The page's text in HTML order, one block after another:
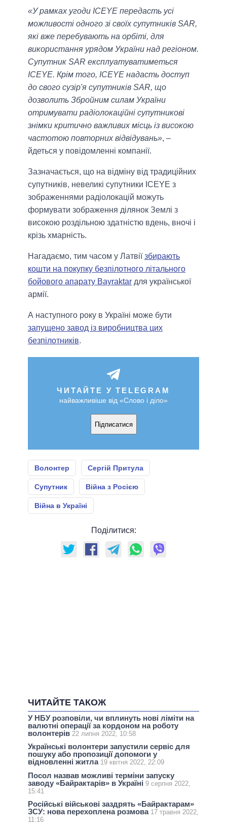
«У рамках угоди ICEYE передасть усі
можливості одного зі своїх супутників SAR,
які вже перебувають на орбіті, для
використання урядом України над регіоном.
Супутник SAR експлуатуватиметься
ICEYE. Крім того, ICEYE надасть доступ
до свого сузір'я супутників SAR, що
дозволить Збройним силам України
отримувати радіолокаційні супутникові
знімки критично важливих місць із високою
частотою повторних відвідувань», –
йдеться у повідомленні компанії.
Зазначається, що на відміну від традиційних
супутників, невеликі супутники ICEYE з
зображеннями радіолокацій можуть
формувати зображення ділянок Землі з
високою роздільною здатністю вдень, вночі і
крізь хмарність.
Нагадаємо, тим часом у Латвіїзбирають
кошти на покупку безпілотного літального
бойового апарату Bayraktar для української
армії.
А наступного року в Україні може бути
запущено завод із виробництва цих
безпілотників.
ЧИТАЙТЕ У TELEGRAM
найважливіше від «Слово і діло»
Підписатися
Волонтер Сергій Притула
Супутник Війна з Росією
Війна в Україні
Поділитися:
ЧИТАЙТЕ ТАКОЖ
У НБУ розповіли, чи вплинуть нові ліміти на
валютні операції за кордоном на роботу
волонтерів 22 липня 2022, 10:58
Українські волонтери запустили сервіс для
пошуку або пропозиції допомоги у
відновленні житла 19 квітня 2022, 22:09
Посол назвав можливі терміни запуску
заводу «Байрактарів» в Україні 9 серпня 2022,
15:41
Російські військові заздрять «Байрактарам»
ЗСУ: нова перехоплена розмова 17 травня 2022,
11:16